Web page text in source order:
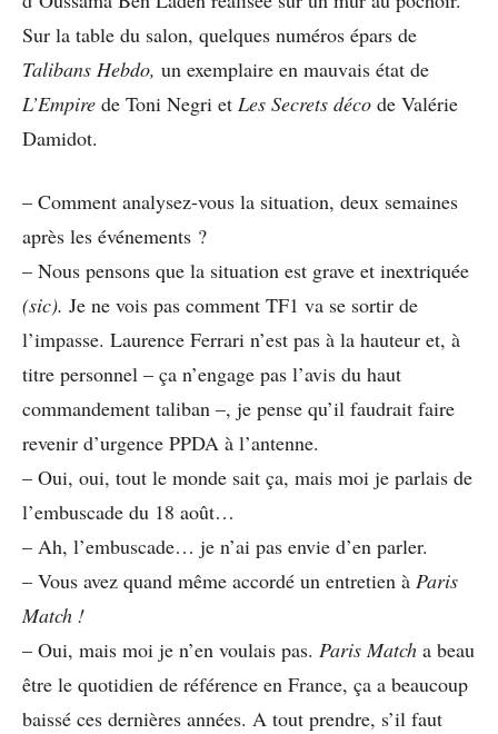
Sur la table du salon, quelques numéros épars de
Talibans Hebdo, un exemplaire en mauvais état de
L’Empire de Toni Negri et Les Secrets déco de Valérie
Damidot.
– Comment analysez-vous la situation, deux semaines
après les événements ?
– Nous pensons que la situation est grave et inextriquée
(sic). Je ne vois pas comment TF1 va se sortir de
l’impasse. Laurence Ferrari n’est pas à la hauteur et, à
titre personnel – ça n’engage pas l’avis du haut
commandement taliban –, je pense qu’il faudrait faire
revenir d’urgence PPDA à l’antenne.
– Oui, oui, tout le monde sait ça, mais moi je parlais de
l’embuscade du 18 août…
– Ah, l’embuscade… je n’ai pas envie d’en parler.
– Vous avez quand même accordé un entretien à Paris
Match !
– Oui, mais moi je n’en voulais pas. Paris Match a beau
être le quotidien de référence en France, ça a beaucoup
baissé ces dernières années. A tout prendre, s’il faut